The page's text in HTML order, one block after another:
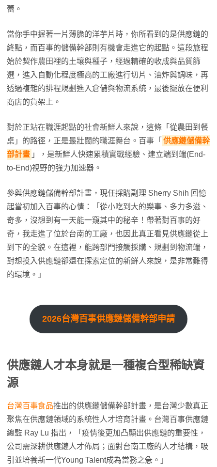
蕾。
當你手中握著一片薄脆的洋芋片時，你所看到的是供應鏈的
終點，而百事的儲備幹部則有機會走進它的起點。這段旅程
始於契作農田裡的土壤與種子，經過精確的收成與品質篩
選，進入自動化程度極高的工廠進行切片、油炸與調味，再
透過複雜的排程規劃進入倉儲與物流系統，最後擺放在便利
商店的貨架上。
對於正站在職涯起點的社會新鮮人來說，這條「從農田到餐
桌」的路徑，正是最壯闊的職涯舞台。百事「 供應鏈儲備幹
部計畫 」，是新鮮人快速累積實戰經驗、建立端到端(End-
to-End)視野的強力加速器。
參與供應鏈儲備幹部計畫，現任採購副理 Sherry Shih 回憶
起當初加入百事的心情：「從小吃到大的樂事、多力多滋、
奇多，沒想到有一天能一窺其中的秘辛！帶著對百事的好
奇，我走進了位於台南的工廠，也因此真正看見供應鏈從上
到下的全貌。在這裡，能跨部門接觸採購、規劃到物流端，
對想投入供應鏈卻還在探索定位的新鮮人來說，是非常難得
的環境。」
2026台灣百事供應鏈儲備幹部申請
供應鏈人才本身就是一種複合型稀缺資
源
台灣百事食品推出的供應鏈儲備幹部計畫，是台灣少數真正
聚焦在供應鏈領域的系統性人才培育計畫。台灣百事供應鏈
總監 Ray Lu 指出，「疫情後更加凸顯出供應鏈的重要性，
公司需深耕供應鏈人才佈局；面對台南工廠的人才結構，吸
引並培養新一代Young Talent成為當務之急。」